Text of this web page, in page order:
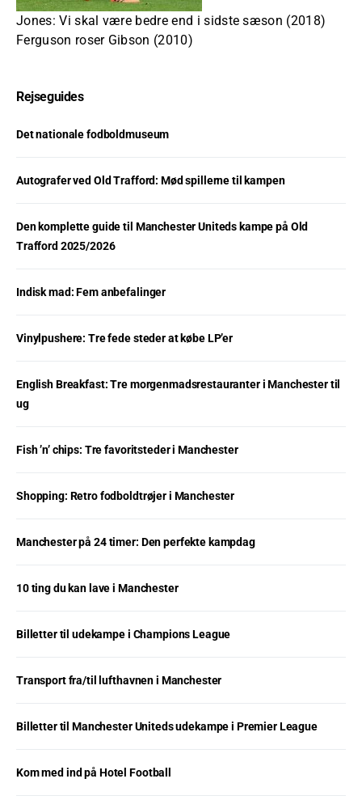
Jones: Vi skal være bedre end i sidste sæson (2018)
Ferguson roser Gibson (2010)
Rejseguides
Det nationale fodboldmuseum
Autografer ved Old Trafford: Mød spillerne til kampen
Den komplette guide til Manchester Uniteds kampe på Old
Trafford 2025/2026
Indisk mad: Fem anbefalinger
Vinylpushere: Tre fede steder at købe LP’er
English Breakfast: Tre morgenmadsrestauranter i Manchester til
ug
Fish ’n’ chips: Tre favoritsteder i Manchester
Shopping: Retro fodboldtrøjer i Manchester
Manchester på 24 timer: Den perfekte kampdag
10 ting du kan lave i Manchester
Billetter til udekampe i Champions League
Transport fra/til lufthavnen i Manchester
Billetter til Manchester Uniteds udekampe i Premier League
Kom med ind på Hotel Football